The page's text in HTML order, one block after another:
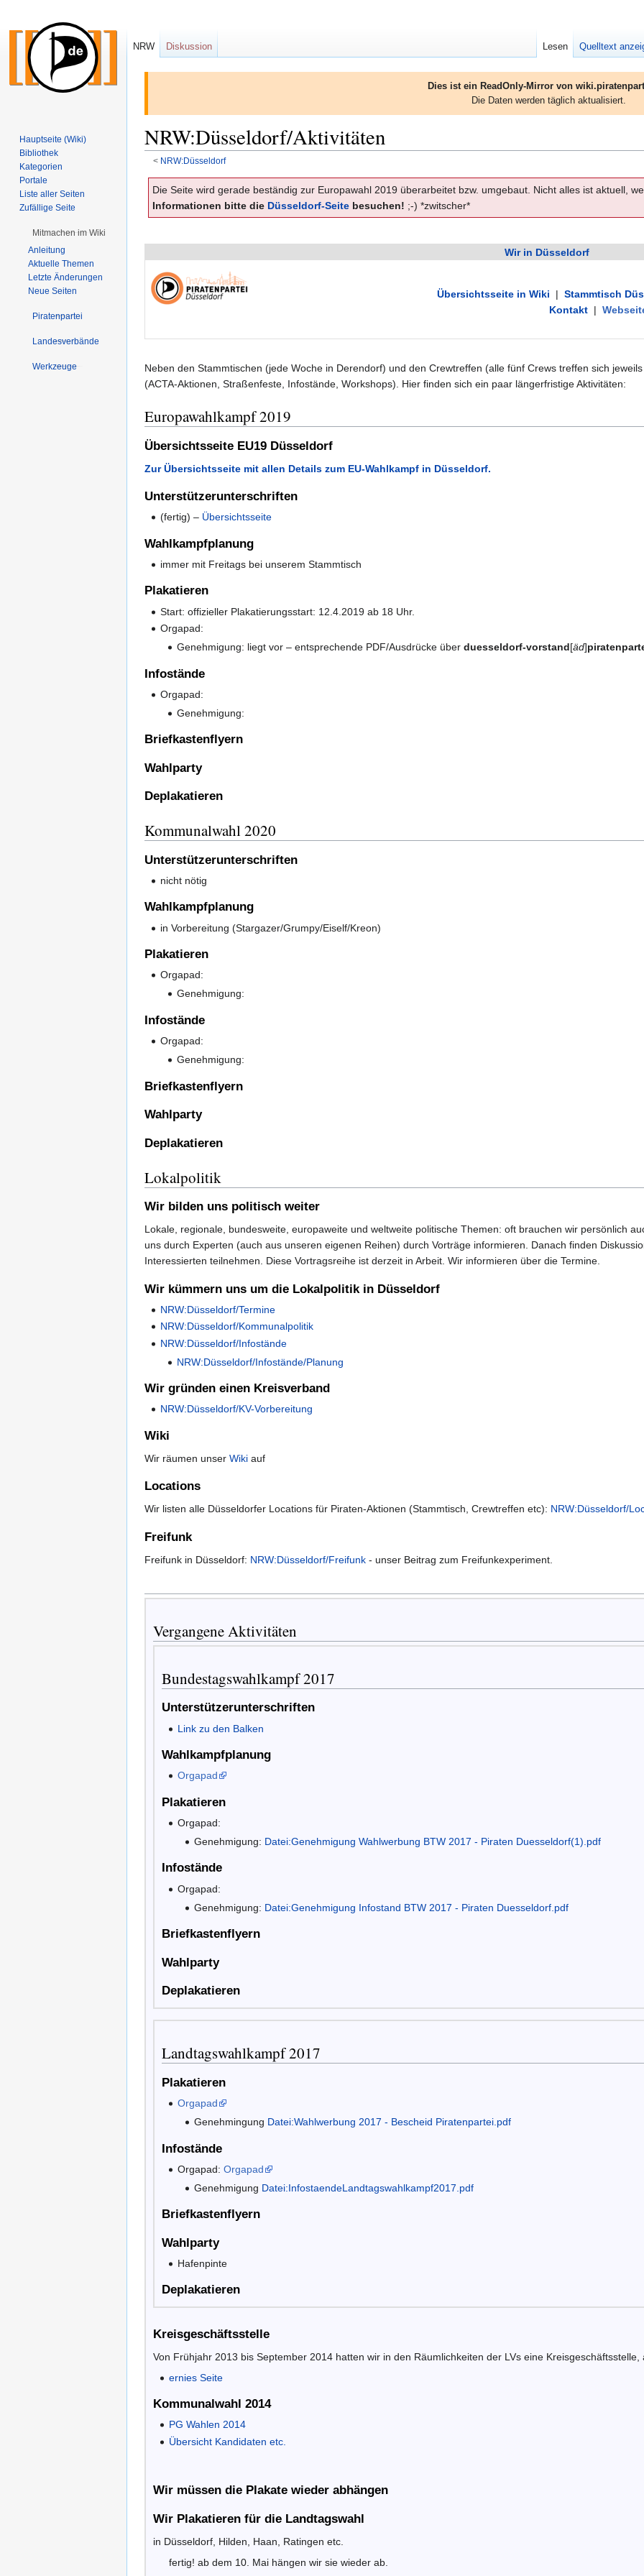
Dies ist ein ReadOnly-Mirror von
Die Daten werden täglich aktualisiert.
NRW:Düsseldorf/Aktivitäten
< NRW:Düsseldorf
Zur
Navigation
springen
Zur
Suche
springen
Die Seite wird gerade beständig zur Europawahl 2019 überarbeitet bzw. umgebaut. Nicht alles ist aktuell,
Informationen bitte die Düsseldorf-Seite besuchen! ;-) *zwitscher*
Wir in Düsseldorf
Übersichtsseite in Wiki | Stammtisch
Kontakt |
Neben den Stammtischen (jede Woche in Derendorf) und den Crewtreffen (alle fünf Crews treffen sich
(ACTA-Aktionen, Straßenfeste, Infostände, Workshops). Hier finden sich ein paar längerfristige Aktivitäten:
Europawahlkampf 2019
Übersichtsseite EU19 Düsseldorf
Zur Übersichtsseite mit allen Details zum EU-Wahlkampf in Düsseldorf.
Unterstützerunterschriften
(fertig) – Übersichtsseite
Wahlkampfplanung
immer mit Freitags bei unserem Stammtisch
Plakatieren
Start: offizieller Plakatierungsstart: 12.4.2019 ab 18 Uhr.
Orgapad:
Genehmigung: liegt vor – entsprechende PDF/Ausdrücke über duesseldorf-vorstand[äd]
Infostände
Orgapad:
Genehmigung:
Briefkastenflyern
Wahlparty
Deplakatieren
Kommunalwahl 2020
Unterstützerunterschriften
nicht nötig
Wahlkampfplanung
in Vorbereitung (Stargazer/Grumpy/Eiself/Kreon)
Plakatieren
Orgapad:
Genehmigung:
Infostände
Orgapad:
Genehmigung:
Briefkastenflyern
Wahlparty
Deplakatieren
Lokalpolitik
Wir bilden uns politisch weiter
Lokale, regionale, bundesweite, europaweite und weltweite politische Themen: oft brauchen wir persönlich
uns durch Experten (auch aus unseren eigenen Reihen) durch Vorträge informieren. Danach finden
Interessierten teilnehmen. Diese Vortragsreihe ist derzeit in Arbeit. Wir informieren über die Termine.
Wir kümmern uns um die Lokalpolitik in Düsseldorf
NRW:Düsseldorf/Termine
NRW:Düsseldorf/Kommunalpolitik
NRW:Düsseldorf/Infostände
NRW:Düsseldorf/Infostände/Planung
Wir gründen einen Kreisverband
NRW:Düsseldorf/KV-Vorbereitung
Wiki
Wir räumen unser Wiki auf
Locations
Wir listen alle Düsseldorfer Locations für Piraten-Aktionen (Stammtisch, Crewtreffen etc): NRW:Düsseldorf/
Freifunk
Freifunk in Düsseldorf: NRW:Düsseldorf/Freifunk - unser Beitrag zum Freifunkexperiment.
Vergangene Aktivitäten
Bundestagswahlkampf 2017
Unterstützerunterschriften
Link zu den Balken
Wahlkampfplanung
Orgapad
Plakatieren
Orgapad:
Genehmigung: Datei:Genehmigung Wahlwerbung BTW 2017 - Piraten Duesseldorf(1).pdf
Infostände
Orgapad:
Genehmigung: Datei:Genehmigung Infostand BTW 2017 - Piraten Duesseldorf.pdf
Briefkastenflyern
Wahlparty
Deplakatieren
Landtagswahlkampf 2017
Plakatieren
Orgapad
Genehmingung Datei:Wahlwerbung 2017 - Bescheid Piratenpartei.pdf
Infostände
Orgapad:Orgapad
Genehmigung Datei:InfostaendeLandtagswahlkampf2017.pdf
Briefkastenflyern
Wahlparty
Hafenpinte
Deplakatieren
Kreisgeschäftsstelle
Von Frühjahr 2013 bis September 2014 hatten wir in den Räumlichkeiten der LVs eine Kreisgeschäftsstelle,
ernies Seite
Kommunalwahl 2014
PG Wahlen 2014
Übersicht Kandidaten etc.
Wir müssen die Plakate wieder abhängen
Wir Plakatieren für die Landtagswahl
in Düsseldorf, Hilden, Haan, Ratingen etc.
fertig! ab dem 10. Mai hängen wir sie wieder ab.
NRW Diskussion Lesen Quelltext
Hauptseite (Wiki)
Bibliothek
Kategorien
Portale
Liste aller Seiten
Zufällige Seite
Mitmachen im Wiki
Anleitung
Aktuelle Themen
Letzte Änderungen
Neue Seiten
Piratenpartei
Landesverbände
Werkzeuge